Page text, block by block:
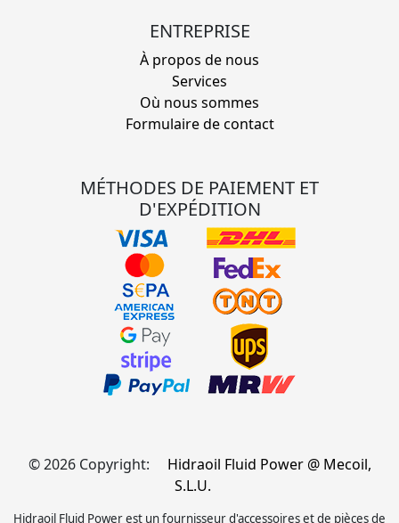
ENTREPRISE
À propos de nous
Services
Où nous sommes
Formulaire de contact
MÉTHODES DE PAIEMENT ET
D'EXPÉDITION
© 2026 Copyright:
Hidraoil Fluid Power @ Mecoil,
S.L.U.
Hidraoil Fluid Power est un fournisseur d'accessoires et de pièces de